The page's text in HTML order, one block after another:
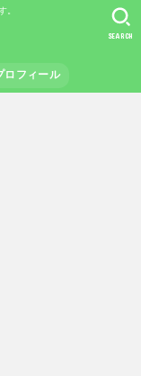
。
ロフィール
SEARCH